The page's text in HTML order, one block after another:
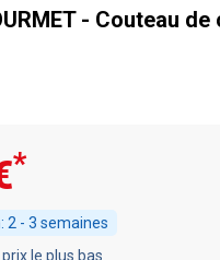
- Couteau
*
2 - 3 semaines
le plus bas